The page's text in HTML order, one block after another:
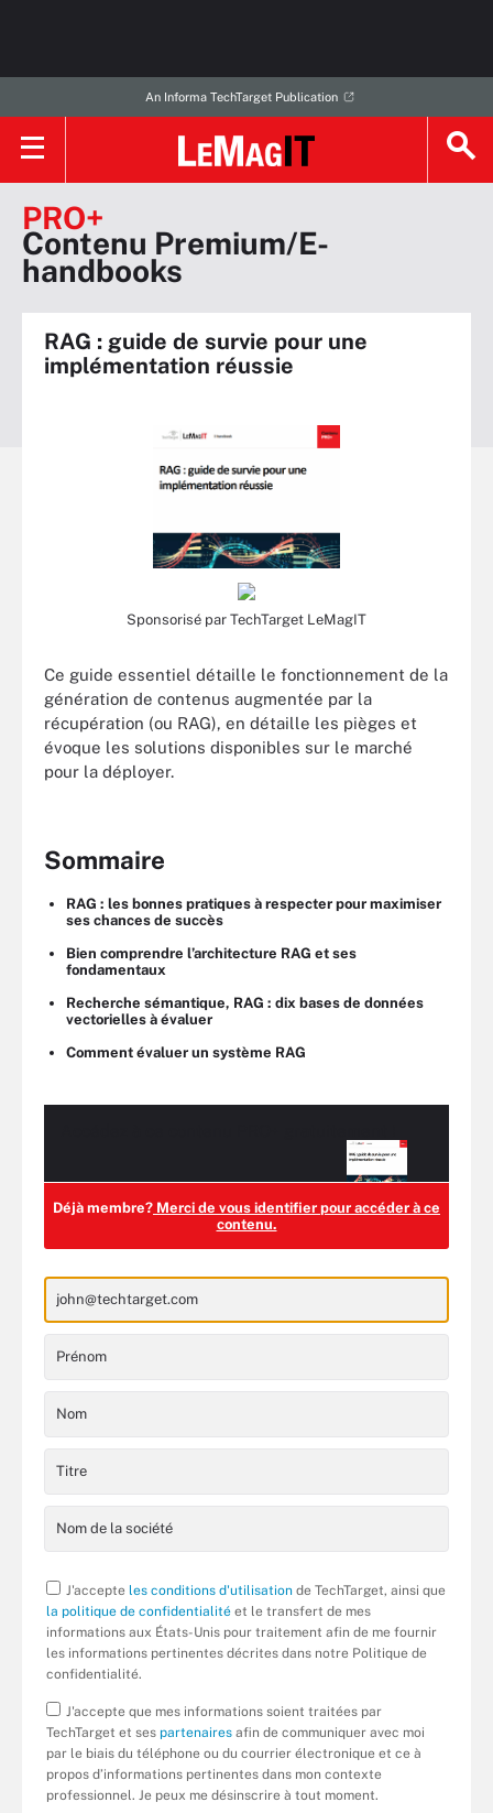
An Informa TechTarget Publication
PRO+
Contenu Premium/E-
handbooks
RAG : guide de survie pour une
implémentation réussie
Sponsorisé par TechTarget LeMagIT
Ce guide essentiel détaille le fonctionnement de la
génération de contenus augmentée par la
récupération (ou RAG), en détaille les pièges et
évoque les solutions disponibles sur le marché
pour la déployer.
Sommaire
RAG : les bonnes pratiques à respecter pour maximiser
ses chances de succès
Bien comprendre l’architecture RAG et ses
fondamentaux
Recherche sémantique, RAG : dix bases de données
vectorielles à évaluer
Comment évaluer un système RAG
Déjà membre? Merci de vous identifier pour accéder à ce
contenu.
J'accepte les conditions d'utilisation de TechTarget, ainsi que
la politique de confidentialité et le transfert de mes
informations aux États-Unis pour traitement afin de me fournir
les informations pertinentes décrites dans notre Politique de
confidentialité.
J'accepte que mes informations soient traitées par
TechTarget et ses partenaires afin de communiquer avec moi
par le biais du téléphone ou du courrier électronique et ce à
propos d’informations pertinentes dans mon contexte
professionnel. Je peux me désinscrire à tout moment.